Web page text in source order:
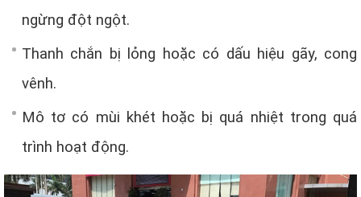
ngừng đột ngột.
Thanh chắn bị lỏng hoặc có dấu hiệu gãy, cong
vênh.
Mô tơ có mùi khét hoặc bị quá nhiệt trong quá
trình hoạt động.